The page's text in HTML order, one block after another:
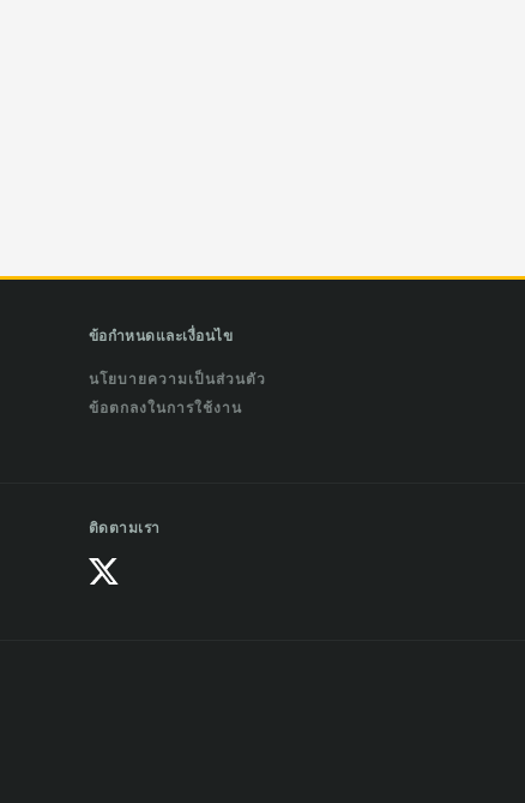
ข้อกำหนดและเงื่อนไข
นโยบายความเป็นส่วนตัว
ข้อตกลงในการใช้งาน
ติดตามเรา